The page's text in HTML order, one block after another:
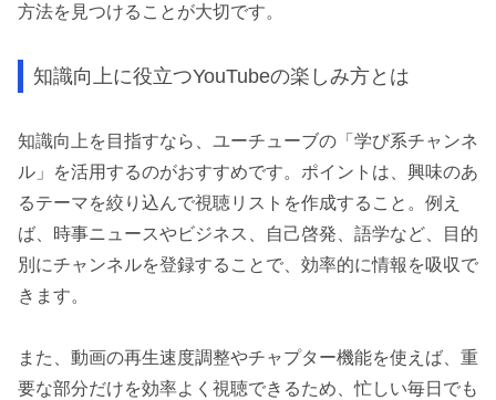
方法を見つけることが大切です。
知識向上に役立つYouTubeの楽しみ方とは
知識向上を目指すなら、ユーチューブの「学び系チャンネ
ル」を活用するのがおすすめです。ポイントは、興味のあ
るテーマを絞り込んで視聴リストを作成すること。例え
ば、時事ニュースやビジネス、自己啓発、語学など、目的
別にチャンネルを登録することで、効率的に情報を吸収で
きます。
また、動画の再生速度調整やチャプター機能を使えば、重
要な部分だけを効率よく視聴できるため、忙しい毎日でも